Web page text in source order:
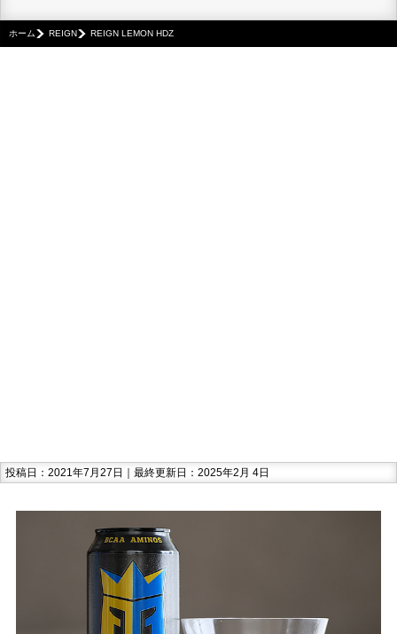
ホーム REIGN REIGN LEMON HDZ
投稿日：2021年7月27日｜最終更新日：2025年2月 4日